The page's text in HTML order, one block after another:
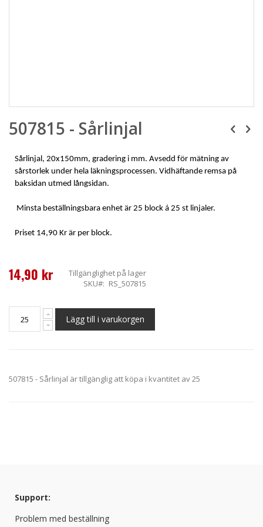
to
the
of
the
images
gallery
507815 - Sårlinjal
Sårlinjal, 20x150mm, gradering i mm. Avsedd för mätning av
sårstorlek under hela läkningsprocessen. Vidhäftande remsa på
baksidan utmed långsidan.
Minsta beställningsbara enhet är 25 block á 25 st linjaler.
Priset 14,90 Kr är per block.
14,90 kr Tillgänglighet på lager
SKU
RS_507815
Lägg till i varukorgen
507815 - Sårlinjal är tillgänglig att köpa i kvantitet av 25
Support:
Problem med beställning